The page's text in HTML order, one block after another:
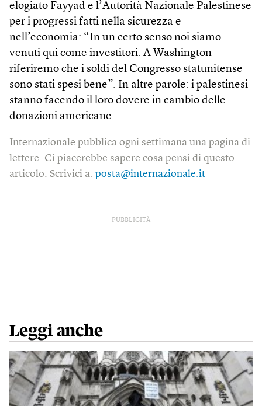
elogiato Fayyad e l’Autorità Nazionale Palestinese
per i progressi fatti nella sicurezza e
nell’economia: “In un certo senso noi siamo
venuti qui come investitori. A Washington
riferiremo che i soldi del Congresso statunitense
sono stati spesi bene”. In altre parole: i palestinesi
stanno facendo il loro dovere in cambio delle
donazioni americane.
Internazionale pubblica ogni settimana una pagina di
lettere. Ci piacerebbe sapere cosa pensi di questo
articolo. Scrivici a: posta@internazionale.it
PUBBLICITÀ
Leggi anche